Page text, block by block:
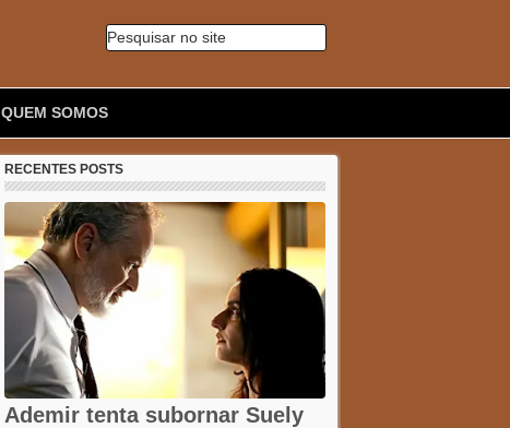
Pesquisar no site
QUEM SOMOS
RECENTES POSTS
Ademir tenta subornar Suely